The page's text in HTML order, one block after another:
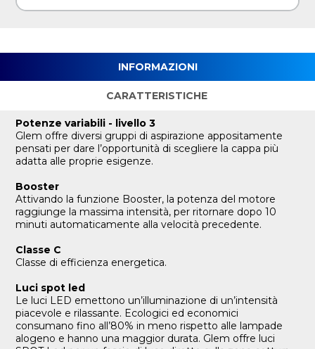
INFORMAZIONI
CARATTERISTICHE
Potenze variabili - livello 3
Glem offre diversi gruppi di aspirazione appositamente
pensati per dare l’opportunità di scegliere la cappa più
adatta alle proprie esigenze.
Booster
Attivando la funzione Booster, la potenza del motore
raggiunge la massima intensità, per ritornare dopo 10
minuti automaticamente alla velocità precedente.
Classe C
Classe di efficienza energetica.
Luci spot led
Le luci LED emettono un’illuminazione di un’intensità
piacevole e rilassante. Ecologici ed economici
consumano fino all’80% in meno rispetto alle lampade
alogeno e hanno una maggior durata. Glem offre luci